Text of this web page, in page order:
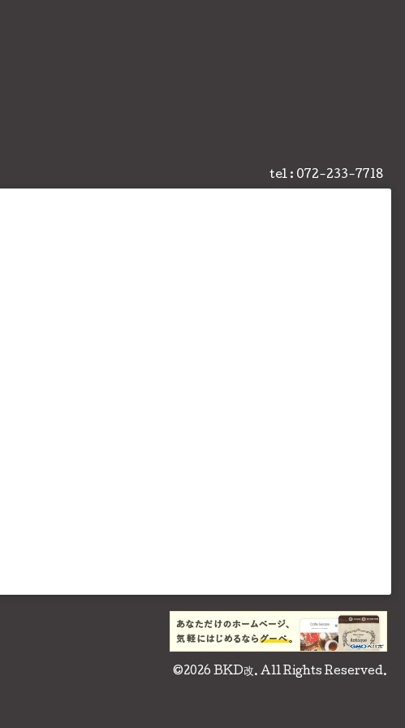
tel : 072-233-7718
©2026 BKD改. All Rights Reserved.